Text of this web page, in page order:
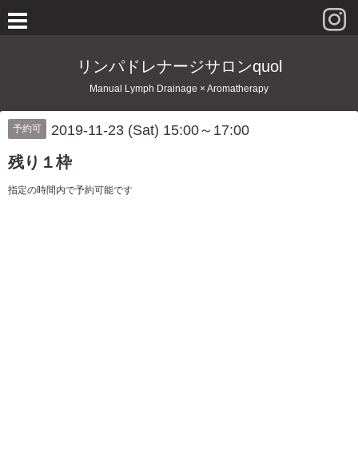
リンパドレナージサロンquol
Manual Lymph Drainage × Aromatherapy
予約可 2019-11-23 (Sat) 15:00～17:00
残り１枠
指定の時間内で予約可能です